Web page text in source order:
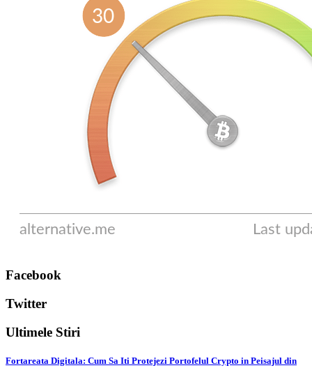
Facebook
Twitter
Ultimele Stiri
Fortareata Digitala: Cum Sa Iti Protejezi Portofelul Crypto in Peisajul din